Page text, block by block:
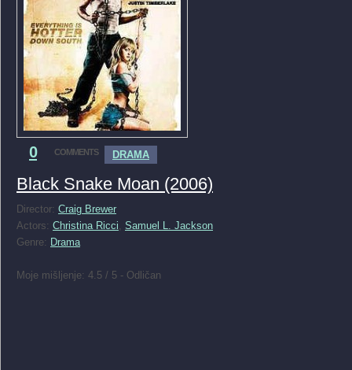
0 COMMENTS DRAMA
Black Snake Moan (2006)
Director: Craig Brewer
Actors: Christina Ricci Samuel L. Jackson
Genre: Drama
Moje mišljenje: 4.5 / 5 - Odličan